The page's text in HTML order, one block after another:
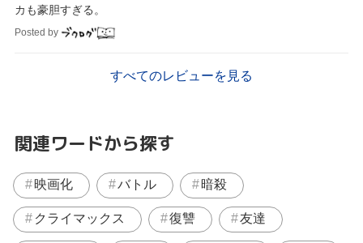
カも豪胆すぎる。
Posted by
すべてのレビューを見る
関連ワードから探す
映画化 バトル 暗殺
クライマックス 復讐 友達